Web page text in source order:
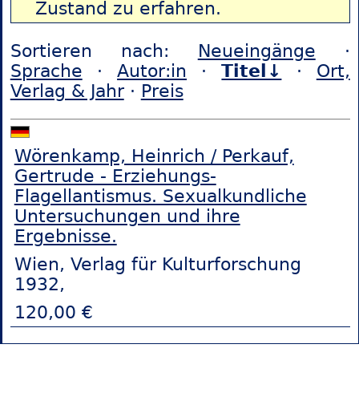
Zustand zu erfahren.
Sortieren nach: Neueingänge ·
Sprache ·Autor:in ·Titel↓ · Ort,
Verlag & Jahr· Preis
Wörenkamp, Heinrich / Perkauf,
Gertrude - Erziehungs-
Flagellantismus. Sexualkundliche
Untersuchungen und ihre
Ergebnisse.
Wien, Verlag für Kulturforschung
1932,
120,00 €